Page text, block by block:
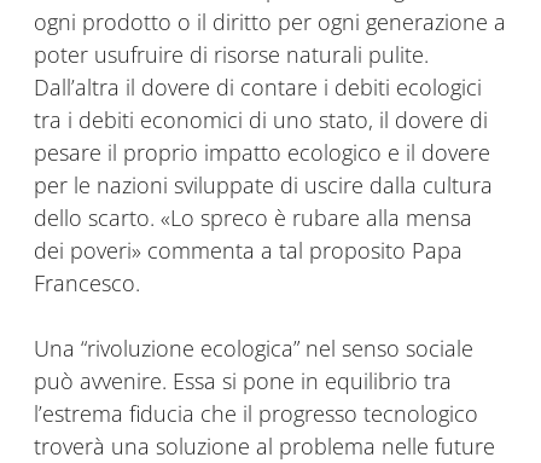
ogni prodotto o il diritto per ogni generazione a
poter usufruire di risorse naturali pulite.
Dall’altra il dovere di contare i debiti ecologici
tra i debiti economici di uno stato, il dovere di
pesare il proprio impatto ecologico e il dovere
per le nazioni sviluppate di uscire dalla cultura
dello scarto. «Lo spreco è rubare alla mensa
dei poveri» commenta a tal proposito Papa
Francesco.
Una “rivoluzione ecologica” nel senso sociale
può avvenire. Essa si pone in equilibrio tra
l’estrema fiducia che il progresso tecnologico
troverà una soluzione al problema nelle future